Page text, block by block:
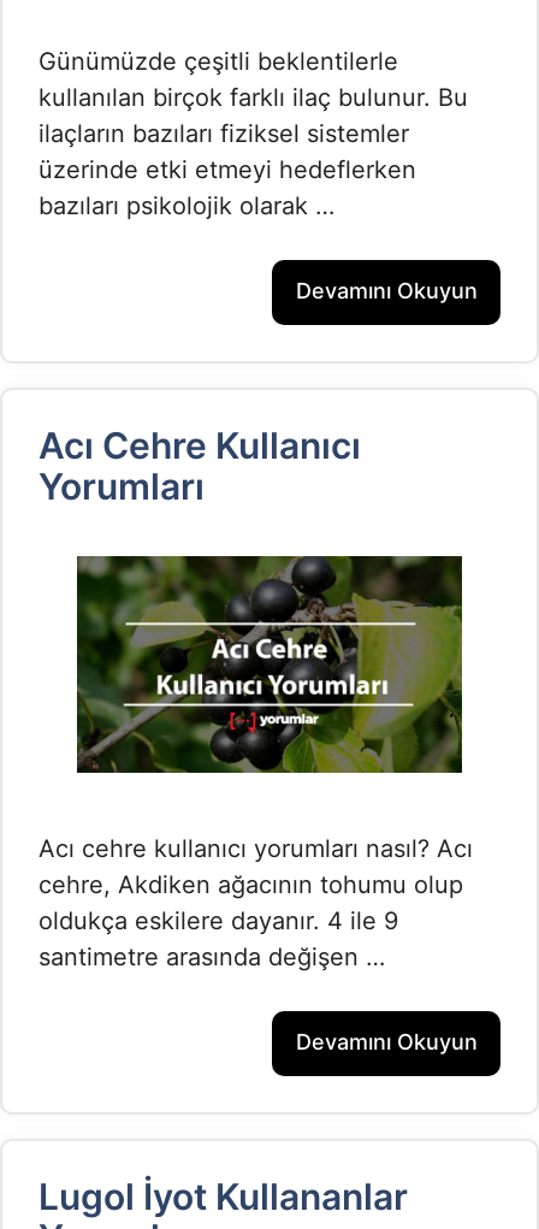
Günümüzde çeşitli beklentilerle
kullanılan birçok farklı ilaç bulunur. Bu
ilaçların bazıları fiziksel sistemler
üzerinde etki etmeyi hedeflerken
bazıları psikolojik olarak …
Devamını Okuyun
Acı Cehre Kullanıcı
Yorumları
Acı cehre kullanıcı yorumları nasıl? Acı
cehre, Akdiken ağacının tohumu olup
oldukça eskilere dayanır. 4 ile 9
santimetre arasında değişen …
Devamını Okuyun
Lugol İyot Kullananlar